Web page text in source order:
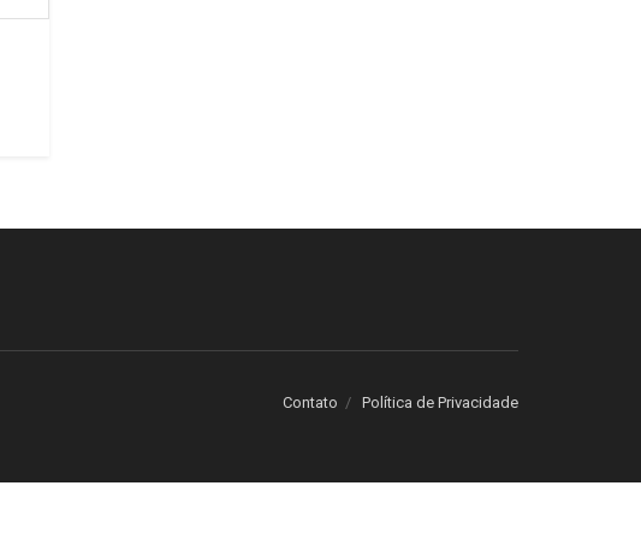
Contato Política de Privacidade